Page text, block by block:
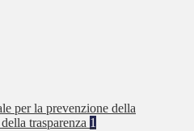
per la prevenzione della
trasparenza 1